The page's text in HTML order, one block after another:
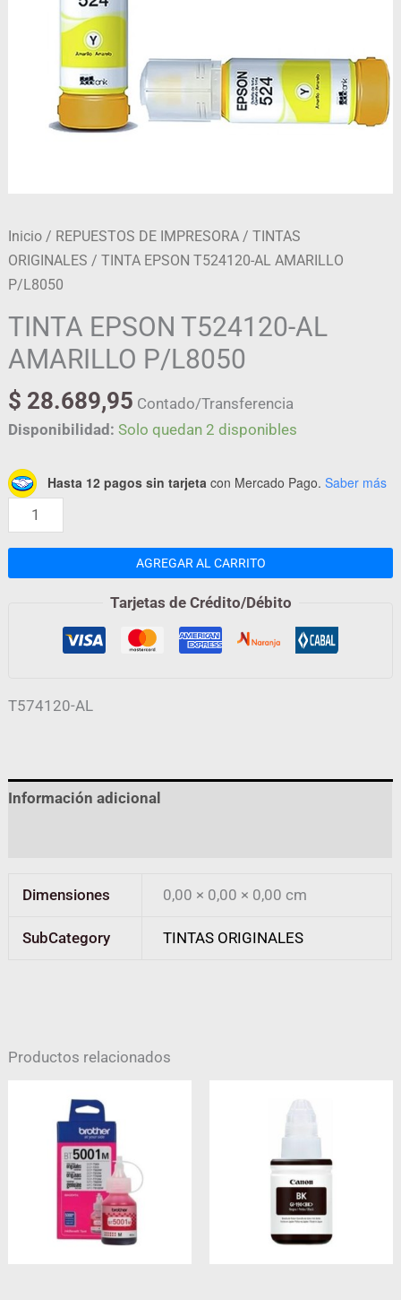
Inicio / REPUESTOS DE IMPRESORA /TINTAS
ORIGINALES / TINTA EPSON T524120-AL AMARILLO
P/L8050
TINTA EPSON T524120-AL
AMARILLO P/L8050
$ 28.689,95 Contado/Transferencia
Disponibilidad: Solo quedan 2 disponibles
Hasta 12 pagos sin tarjeta con Mercado Pago. Saber más
AGREGAR AL CARRITO
Tarjetas de Crédito/Débito
T574120-AL
Información adicional
Dimensiones 0,00 × 0,00 × 0,00 cm
SubCategory TINTAS ORIGINALES
Productos relacionados